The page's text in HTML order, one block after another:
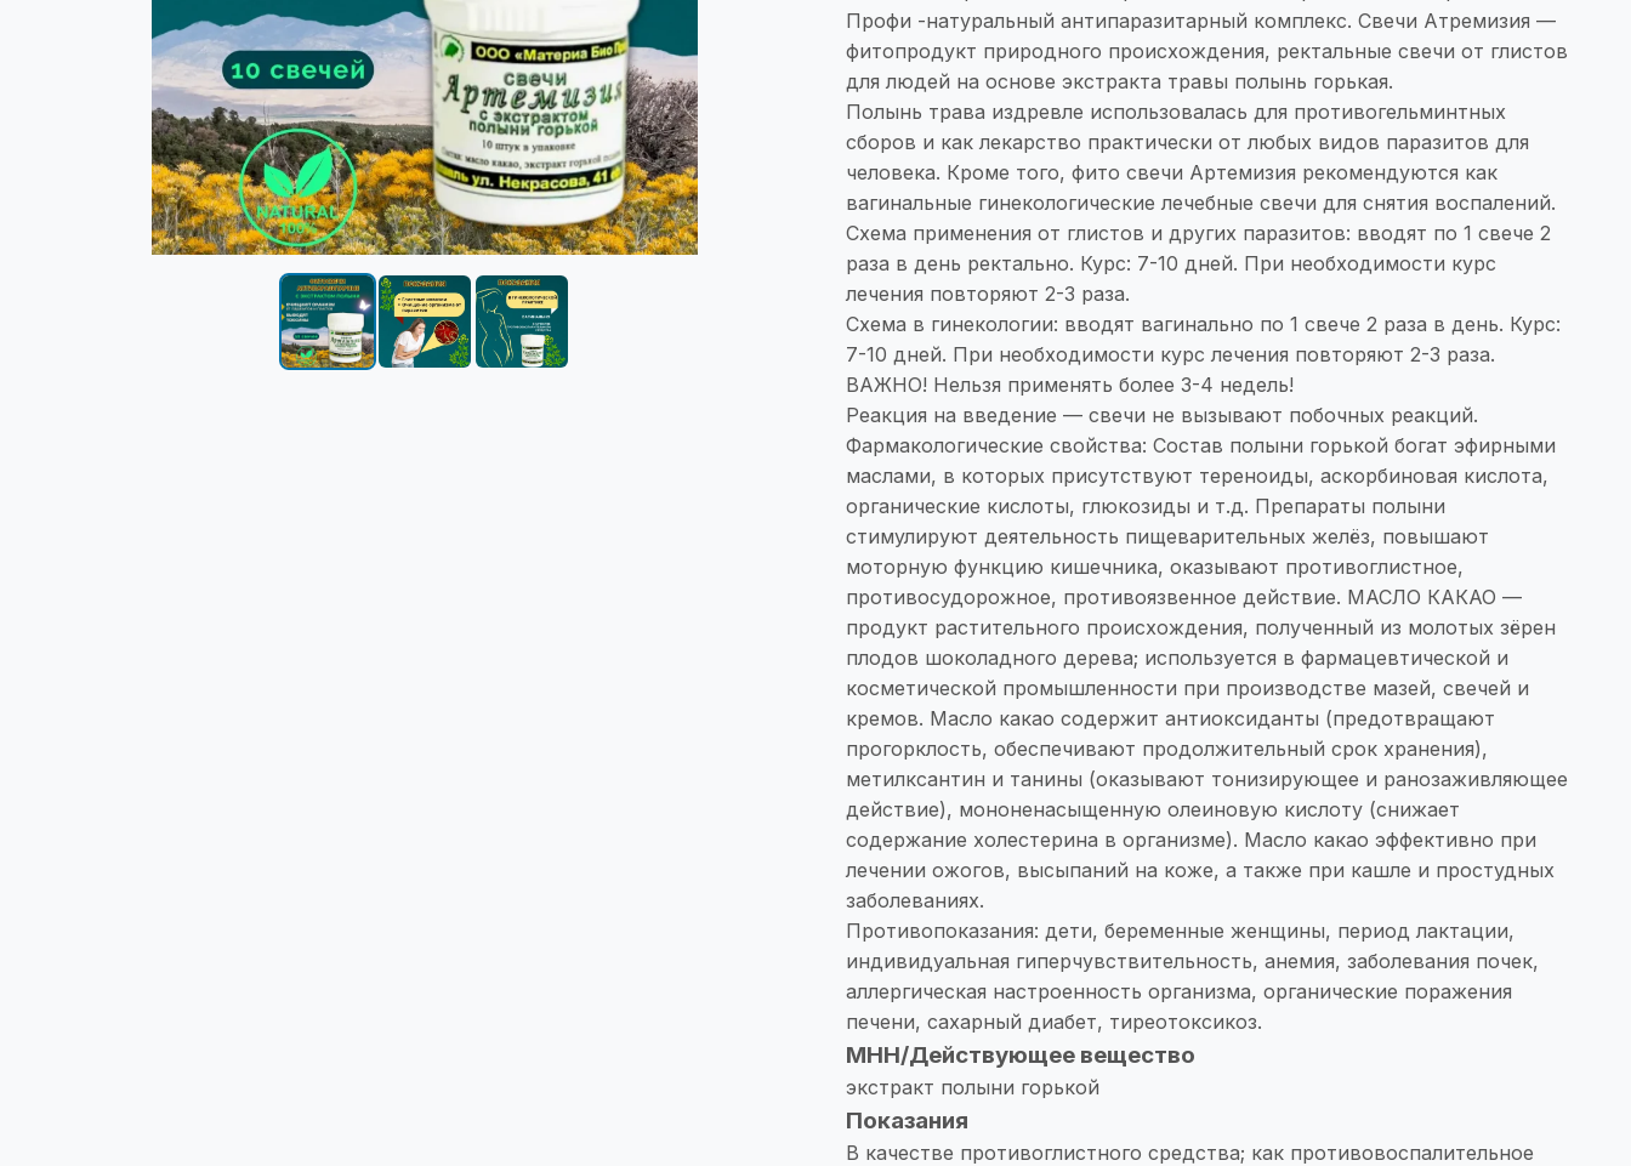
Профи -натуральный антипаразитарный комплекс. Свечи Атремизия —
фитопродукт природного происхождения, ректальные свечи от глистов
для людей на основе экстракта травы полынь горькая.
Полынь трава издревле использовалась для противогельминтных
сборов и как лекарство практически от любых видов паразитов для
человека. Кроме того, фито свечи Артемизия рекомендуются как
вагинальные гинекологические лечебные свечи для снятия воспалений.
Схема применения от глистов и других паразитов: вводят по 1 свече 2
раза в день ректально. Курс: 7-10 дней. При необходимости курс
лечения повторяют 2-3 раза.
Схема в гинекологии: вводят вагинально по 1 свече 2 раза в день. Курс:
7-10 дней. При необходимости курс лечения повторяют 2-3 раза.
ВАЖНО! Нельзя применять более 3-4 недель!
Реакция на введение — свечи не вызывают побочных реакций.
Фармакологические свойства: Состав полыни горькой богат эфирными
маслами, в которых присутствуют тереноиды, аскорбиновая кислота,
органические кислоты, глюкозиды и т.д. Препараты полыни
стимулируют деятельность пищеварительных желёз, повышают
моторную функцию кишечника, оказывают противоглистное,
противосудорожное, противоязвенное действие. МАСЛО КАКАО —
продукт растительного происхождения, полученный из молотых зёрен
плодов шоколадного дерева; используется в фармацевтической и
косметической промышленности при производстве мазей, свечей и
кремов. Масло какао содержит антиоксиданты (предотвращают
прогорклость, обеспечивают продолжительный срок хранения),
метилксантин и танины (оказывают тонизирующее и ранозаживляющее
действие), мононенасыщенную олеиновую кислоту (снижает
содержание холестерина в организме). Масло какао эффективно при
лечении ожогов, высыпаний на коже, а также при кашле и простудных
заболеваниях.
Противопоказания: дети, беременные женщины, период лактации,
индивидуальная гиперчувствительность, анемия, заболевания почек,
аллергическая настроенность организма, органические поражения
печени, сахарный диабет, тиреотоксикоз.
МНН/Действующее вещество
экстракт полыни горькой
Показания
В качестве противоглистного средства; как противовоспалительное